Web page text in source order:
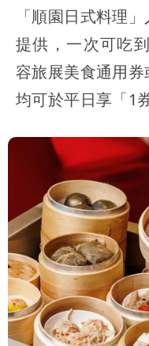
「順園日式料理
提供，一次可吃
容旅展美食通用券
均可於平日享「1